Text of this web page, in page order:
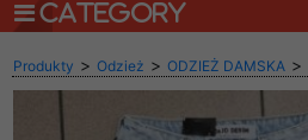
CATEGORY
Produkty > Odzież > ODZIEŻ DAMSKA >